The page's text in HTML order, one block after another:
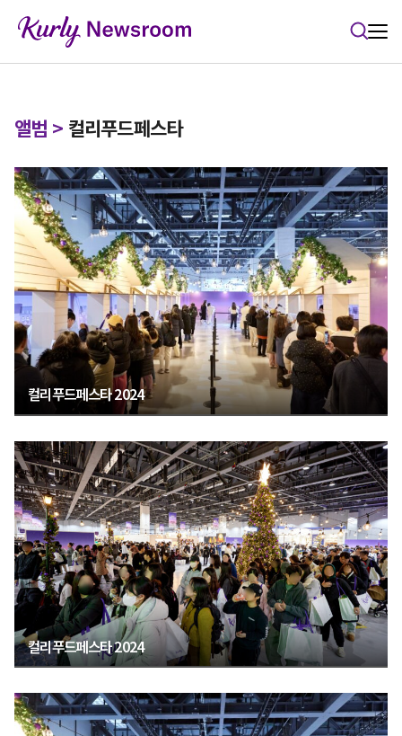
앨범 > 컬리푸드페스타
컬리푸드페스타 2024
컬리푸드페스타 2024